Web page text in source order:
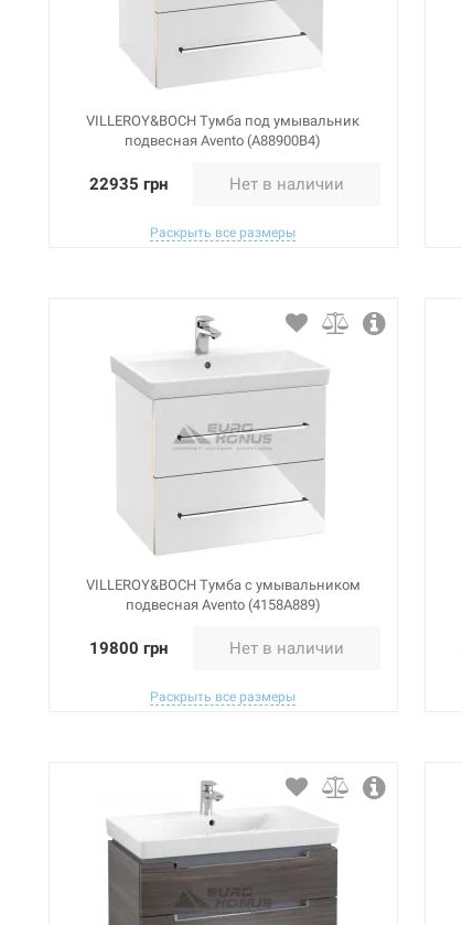
VILLEROY&BOCH Тумба под умывальник
подвесная Avento (A88900B4)
22935 грн Нет в наличии
Раскрыть все размеры
VILLEROY&BOCH Тумба с умывальником
подвесная Avento (4158A889)
19800 грн Нет в наличии
Раскрыть все размеры